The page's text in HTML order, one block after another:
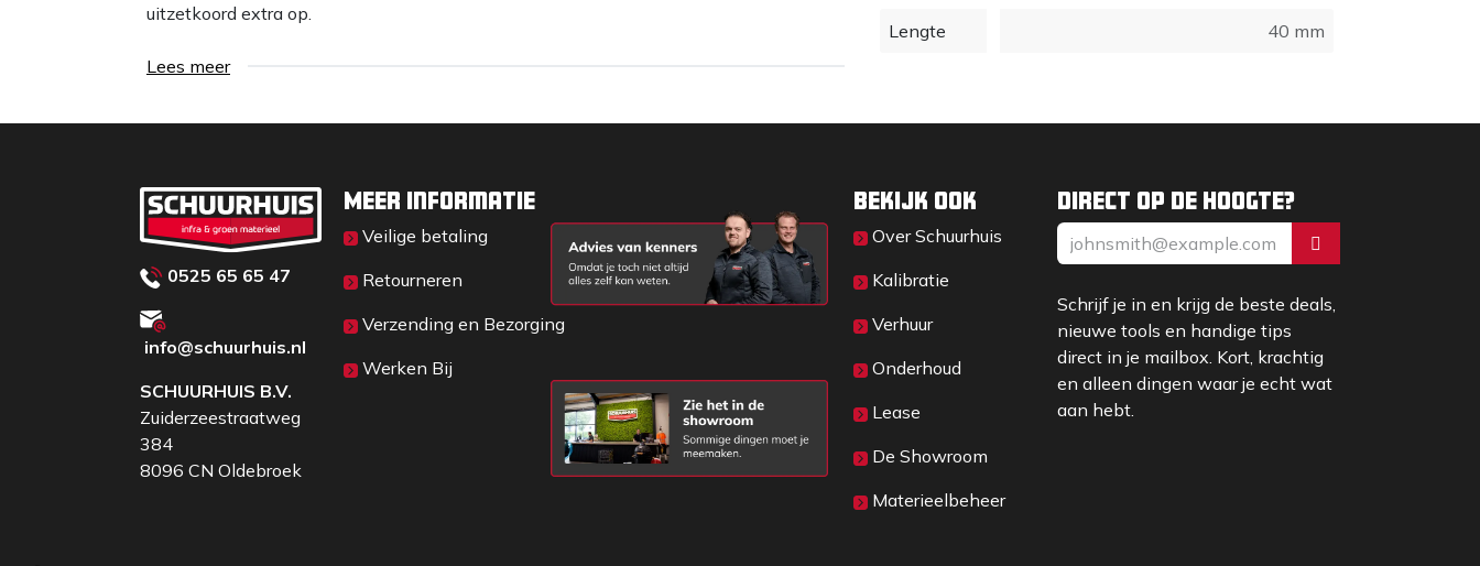
uitzetkoord extra op.
Lees meer
Lengte
40 mm
Direct op de hoogte?
Schrijf je in en krijg de beste deals,
nieuwe tools en handige tips
direct in je mailbox. Kort, krachtig
en alleen dingen waar je echt wat
aan hebt.
Bekijk ook
Over Sc​huurhuis
Kalibratie
Verhuur
Onderhoud
Lease
De Showroom
Materieelbeheer
0525 65 65 47
info@schuurhuis.nl
SCHUURHUIS B.V.
Zuiderzeestraatweg
384
8096 CN Oldebroek
Meer informatie
Veilige betaling
Retourneren
Verzending en Bezorging
Werken Bij